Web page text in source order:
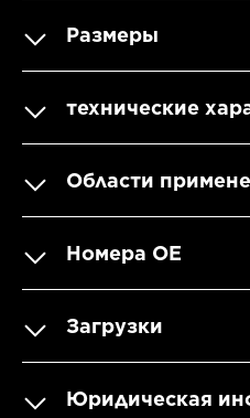
Размеры
технические
Области
Номера OE
Загрузки
Юридическая